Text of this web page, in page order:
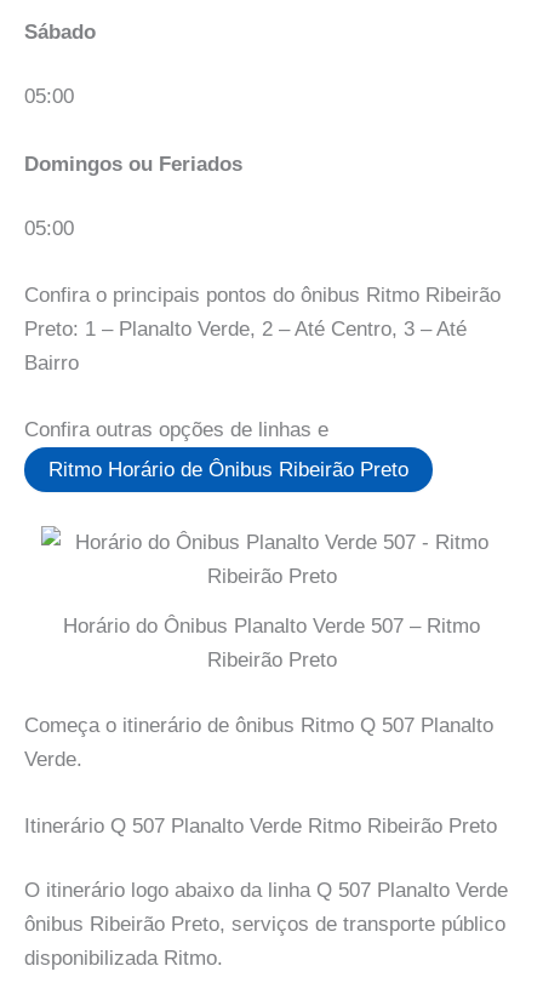
Sábado
05:00
Domingos ou Feriados
05:00
Confira o principais pontos do ônibus Ritmo Ribeirão
Preto: 1 – Planalto Verde, 2 – Até Centro, 3 – Até
Bairro
Confira outras opções de linhas e
Ritmo Horário de Ônibus Ribeirão Preto
Horário do Ônibus Planalto Verde 507 – Ritmo
Ribeirão Preto
Começa o itinerário de ônibus Ritmo Q 507 Planalto
Verde.
Itinerário Q 507 Planalto Verde Ritmo Ribeirão Preto
O itinerário logo abaixo da linha Q 507 Planalto Verde
ônibus Ribeirão Preto, serviços de transporte público
disponibilizada Ritmo.